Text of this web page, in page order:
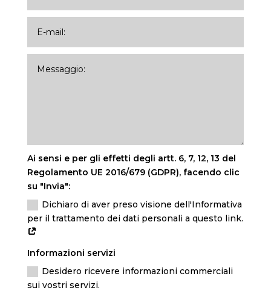
Ai sensi e per gli effetti degli artt. 6, 7, 12, 13 del
Regolamento UE 2016/679 (GDPR), facendo clic
su "Invia":
Dichiaro di aver preso visione dell'Informativa
per il trattamento dei dati personali a questo link.
Informazioni servizi
Desidero ricevere informazioni commerciali
sui vostri servizi.